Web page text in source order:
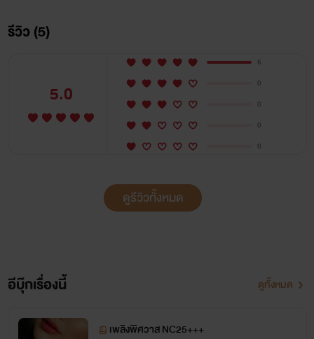
มีฉากรักอีโรติกที่ไม่เหมาะสมกับเยาวชน 18+ 25+
นิยายเรื่องนี้ไม่มีสาระอะไร อ่านเพื่อความบันเทิง กรุณา
เสพงานเขียนอย่างมีวิจารณญาณ
สงวนลิขสิทธิ์ตามพระราชบัญญัติลิขสิทธิ์ พ.ศ. ๒๕๓๗ ห้ามคัด
ลอก ทำซ้ำ ดัดแปลง หรือนำส่วนใดส่วนหนึ่งของนิยายไปเผย
แพร่ต่อโดยไม่ได้รับอนุญาตจากเจ้าของผลงาน การละเมิดลิขสิทธิ์
รีวิว (5)
5.0
5
0
0
0
0
ดูรีวิวทั้งหมด
อีบุ๊กเรื่องนี้ ดูทั้งหมด
เพลิงพิศวาส NC25+++